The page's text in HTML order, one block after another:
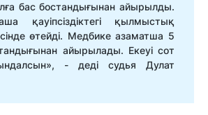
бас бостандығынан айырылды.
қауіпсіздіктегі қылмыстық
өтейді. Медбике азаматша 5
айырылады. Екеуі сот
- деді судья Дулат